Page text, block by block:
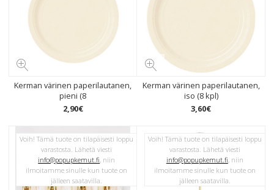
Kerman värinen paperilautanen,
pieni (8
2,90€
Kerman värinen paperilautanen,
iso (8 kpl)
3,60€
Voih! Tämä tuote on tilapäisesti loppu
varastosta. Lähetä viesti
info@popupkemut.fi, niin
ilmoitamme sinulle kun tuote on
jälleen saatavilla.
Voih! Tämä tuote on tilapäisesti loppu
varastosta. Lähetä viesti
info@popupkemut.fi, niin
ilmoitamme sinulle kun tuote on
jälleen saatavilla.